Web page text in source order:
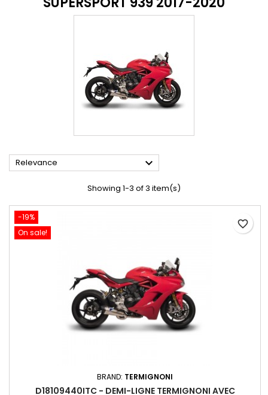
Relevance 
Showing 1-3 of 3 item(s)
-19%
On sale!
BRAND: TERMIGNONI
D18109440ITC - DEMI-LIGNE TERMIGNONI AVEC
favorite_border